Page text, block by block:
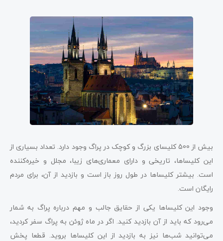
بیش از 500 کلیسای بزرگ و کوچک در پراگ وجود دارد. تعداد بسیاری از
این کلیساها، تاریخی و دارای معماری‌های زیبا، مجلل و خیره‌کننده
است. بیشتر کلیساها در طول روز باز است و بازدید از آن، برای مردم
رایگان است.
وجود این کلیساها یکی از حقایق جالب و مهم درباره پراگ به شمار
می‌رود که باید از آن بازدید کنید. اگر در ماه ژوئن به پراگ سفر کردید،
می‌توانید شب‌ها نیز به بازدید از این کلیساها بروید. قطعا پخش